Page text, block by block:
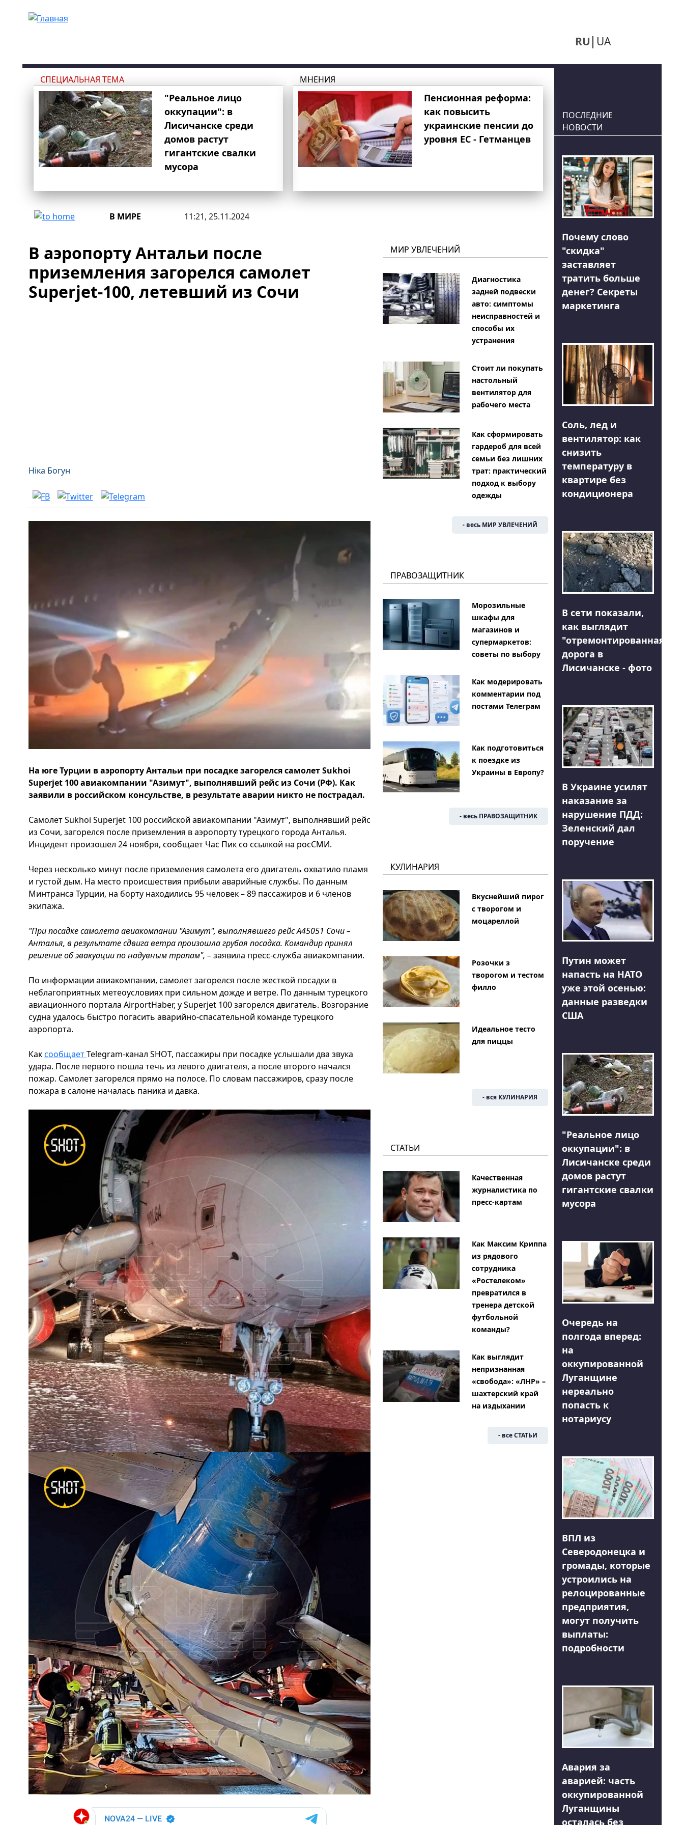
RU UA
СПЕЦИАЛЬНАЯ ТЕМА
"Реальное лицо
оккупации": в
Лисичанске среди
домов растут
гигантские свалки
мусора
МНЕНИЯ
Пенсионная реформа:
как повысить
украинские пенсии до
уровня ЕС - Гетманцев
В МИРЕ 11:21, 25.11.2024
В аэропорту Антальи после
приземления загорелся самолет
Superjet-100, летевший из Сочи
Ніка Богун
На юге Турции в аэропорту Антальи при посадке загорелся самолет Sukhoi
Superjet 100 авиакомпании "Азимут", выполнявший рейс из Сочи (РФ). Как
заявили в российском консульстве, в результате аварии никто не пострадал.
Самолет Sukhoi Superjet 100 российской авиакомпании "Азимут", выполнявший рейс
из Сочи, загорелся после приземления в аэропорту турецкого города Анталья.
Инцидент произошел 24 ноября, сообщает Час Пик со ссылкой на росСМИ.
Через несколько минут после приземления самолета его двигатель охватило пламя
и густой дым. На место происшествия прибыли аварийные службы. По данным
Минтранса Турции, на борту находились 95 человек – 89 пассажиров и 6 членов
экипажа.
"При посадке самолета авиакомпании "Азимут", выполнявшего рейс А45051 Сочи –
Анталья, в результате сдвига ветра произошла грубая посадка. Командир принял
решение об эвакуации по надувным трапам", – заявила пресс-служба авиакомпании.
По информации авиакомпании, самолет загорелся после жесткой посадки в
неблагоприятных метеоусловиях при сильном дожде и ветре. По данным турецкого
авиационного портала AirportHaber, у Superjet 100 загорелся двигатель. Возгорание
судна удалось быстро погасить аварийно-спасательной команде турецкого
аэропорта.
КаксообщаетTelegram-канал SHOT, пассажиры при посадке услышали два звука
удара. После первого пошла течь из левого двигателя, а после второго начался
пожар. Самолет загорелся прямо на полосе. По словам пассажиров, сразу после
пожара в салоне началась паника и давка.
МИР УВЛЕЧЕНИЙ
Диагностика
задней подвески
авто: симптомы
неисправностей и
способы их
устранения
Стоит ли покупать
настольный
вентилятор для
рабочего места
Как сформировать
гардероб для всей
семьи без лишних
трат: практический
подход к выбору
одежды
- весь МИР УВЛЕЧЕНИЙ
ПРАВОЗАЩИТНИК
Морозильные
шкафы для
магазинов и
супермаркетов:
советы по выбору
Как модерировать
комментарии под
постами Телеграм
Как подготовиться
к поездке из
Украины в Европу?
- весь ПРАВОЗАЩИТНИК
КУЛИНАРИЯ
Вкуснейший пирог
с творогом и
моцареллой
Розочки з
творогом и тестом
филло
Идеальное тесто
для пиццы
- вся КУЛИНАРИЯ
СТАТЬИ
Качественная
журналистика по
пресс-картам
Как Максим Криппа
из рядового
сотрудника
«Ростелеком»
превратился в
тренера детской
футбольной
команды?
Как выглядит
непризнанная
«свобода»: «ЛНР» –
шахтерский край
на издыхании
- все СТАТЬИ
ПОСЛЕДНИЕ
НОВОСТИ
Почему слово
"скидка"
заставляет
тратить больше
денег? Секреты
маркетинга
Соль, лед и
вентилятор: как
снизить
температуру в
квартире без
кондиционера
В сети показали,
как выглядит
"отремонтированная"
дорога в
Лисичанске - фото
В Украине усилят
наказание за
нарушение ПДД:
Зеленский дал
поручение
Путин может
напасть на НАТО
уже этой осенью:
данные разведки
США
"Реальное лицо
оккупации": в
Лисичанске среди
домов растут
гигантские свалки
мусора
Очередь на
полгода вперед:
на
оккупированной
Луганщине
нереально
попасть к
нотариусу
ВПЛ из
Северодонецка и
громады, которые
устроились на
релоцированные
предприятия,
могут получить
выплаты:
подробности
Авария за
аварией: часть
оккупированной
Луганщины
осталась без